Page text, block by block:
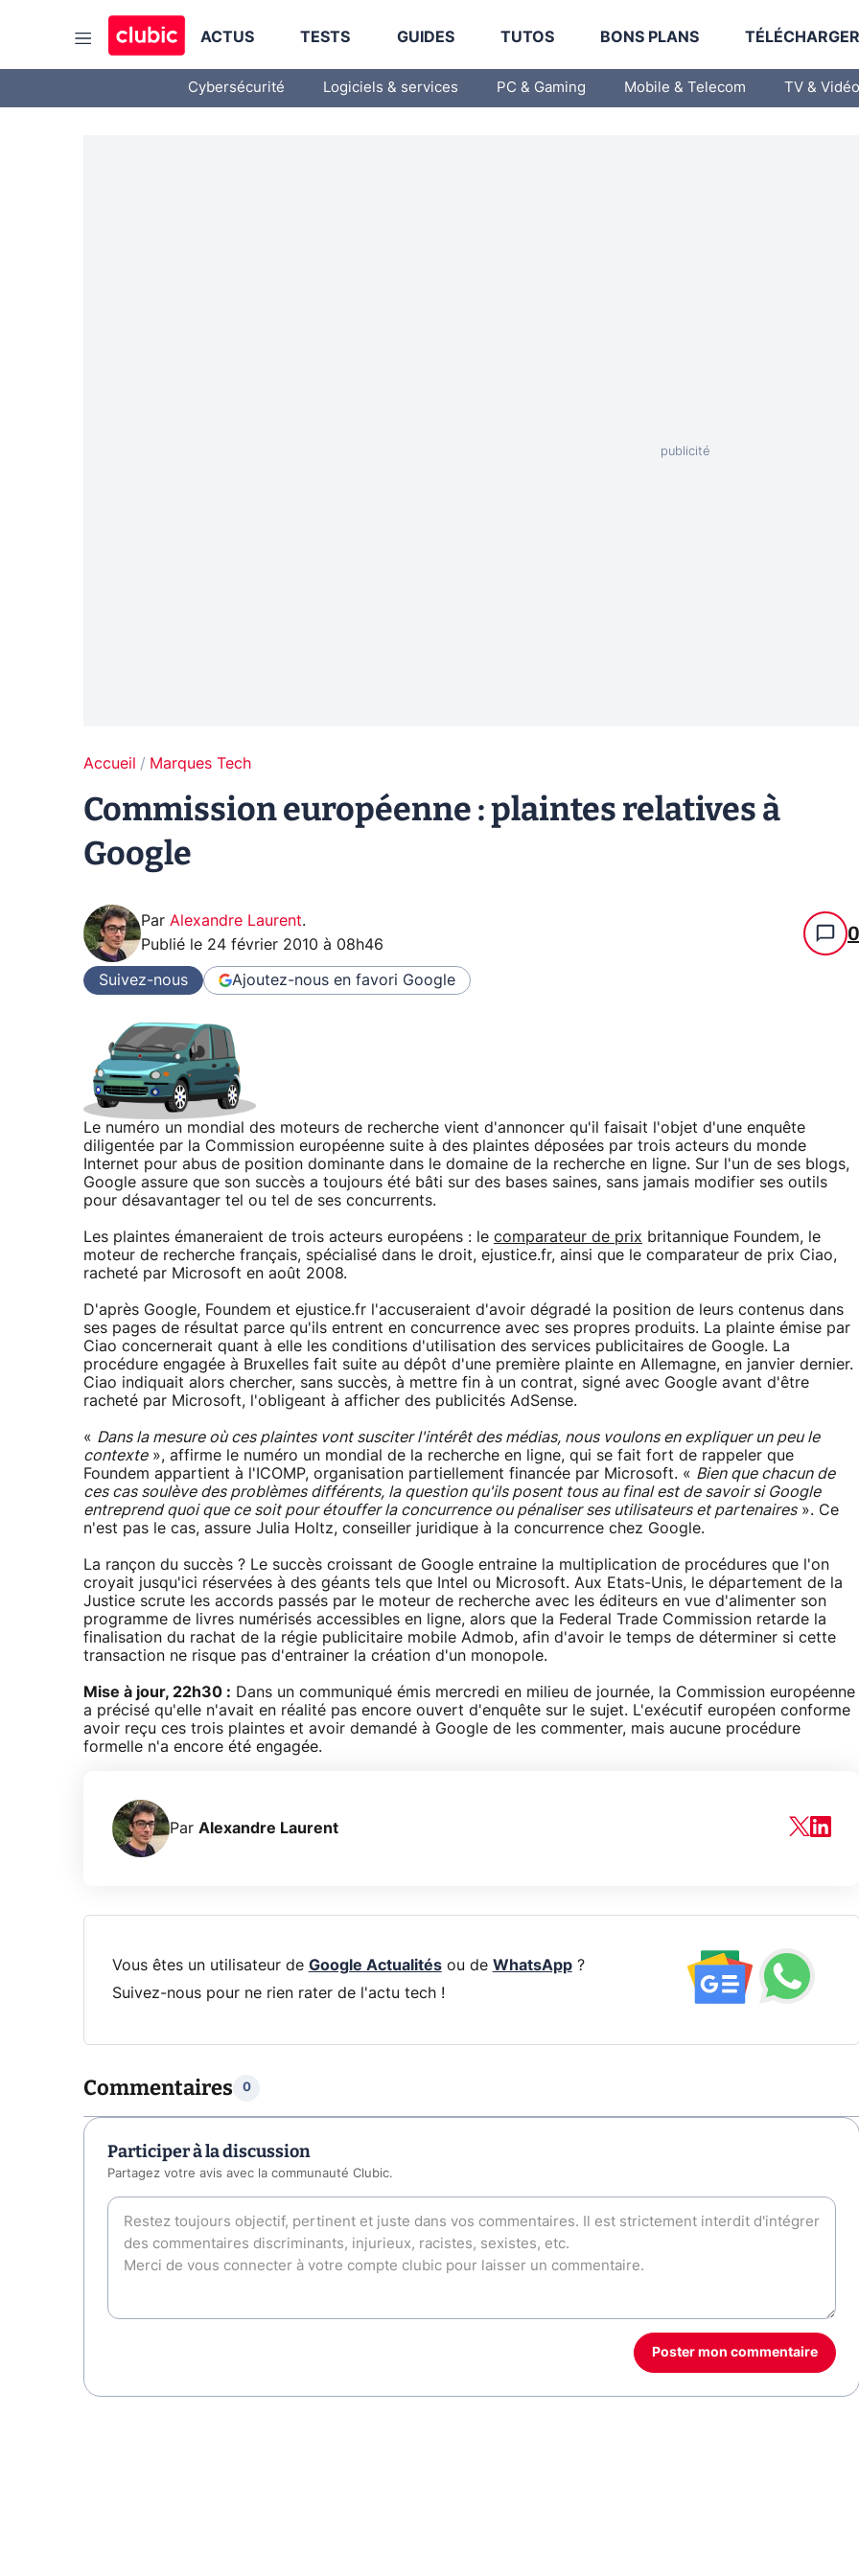
ACTUS TESTS GUIDES TUTOS BONS PLANS
Cybersécurité Logiciels & services PC & Gaming Mobile & Telecom TV & Vidéo
Accueil Marques Tech
Commission européenne : plaintes relatives à
Google
Par Alexandre Laurent.
Publié le 24 février 2010 à 08h46 0
Suivez-nous Ajoutez-nous en favori Google
Le numéro un mondial des moteurs de recherche vient d'annoncer qu'il faisait l'objet d'une enquête
diligentée par la Commission européenne suite à des plaintes déposées par trois acteurs du monde
Internet pour abus de position dominante dans le domaine de la recherche en ligne. Sur l'un de ses blogs,
Google assure que son succès a toujours été bâti sur des bases saines, sans jamais modifier ses outils
pour désavantager tel ou tel de ses concurrents.
Les plaintes émaneraient de trois acteurs européens : le comparateur de prix britannique Foundem, le
moteur de recherche français, spécialisé dans le droit, ejustice.fr, ainsi que le comparateur de prix Ciao,
racheté par Microsoft en août 2008.
D'après Google, Foundem et ejustice.fr l'accuseraient d'avoir dégradé la position de leurs contenus dans
ses pages de résultat parce qu'ils entrent en concurrence avec ses propres produits. La plainte émise par
Ciao concernerait quant à elle les conditions d'utilisation des services publicitaires de Google. La
procédure engagée à Bruxelles fait suite au dépôt d'une première plainte en Allemagne, en janvier dernier.
Ciao indiquait alors chercher, sans succès, à mettre fin à un contrat, signé avec Google avant d'être
racheté par Microsoft, l'obligeant à afficher des publicités AdSense.
« Dans la mesure où ces plaintes vont susciter l'intérêt des médias, nous voulons en expliquer un peu le
contexte», affirme le numéro un mondial de la recherche en ligne, qui se fait fort de rappeler que
Foundem appartient à l'ICOMP, organisation partiellement financée par Microsoft. « Bien que chacun de
ces cas soulève des problèmes différents, la question qu'ils posent tous au final est de savoir si Google
entreprend quoi que ce soit pour étouffer la concurrence ou pénaliser ses utilisateurs et partenaires». Ce
n'est pas le cas, assure Julia Holtz, conseiller juridique à la concurrence chez Google.
La rançon du succès ? Le succès croissant de Google entraine la multiplication de procédures que l'on
croyait jusqu'ici réservées à des géants tels que Intel ou Microsoft. Aux Etats-Unis, le département de la
Justice scrute les accords passés par le moteur de recherche avec les éditeurs en vue d'alimenter son
programme de livres numérisés accessibles en ligne, alors que la Federal Trade Commission retarde la
finalisation du rachat de la régie publicitaire mobile Admob, afin d'avoir le temps de déterminer si cette
transaction ne risque pas d'entrainer la création d'un monopole.
Mise à jour, 22h30 : Dans un communiqué émis mercredi en milieu de journée, la Commission européenne
a précisé qu'elle n'avait en réalité pas encore ouvert d'enquête sur le sujet. L'exécutif européen conforme
avoir reçu ces trois plaintes et avoir demandé à Google de les commenter, mais aucune procédure
formelle n'a encore été engagée.
Par Alexandre Laurent
Vous êtes un utilisateur de Google Actualitésou de WhatsApp?
Suivez-nous pour ne rien rater de l'actu tech !
Commentaires 0
Participer à la discussion
Partagez votre avis avec la communauté Clubic.
Poster mon commentaire